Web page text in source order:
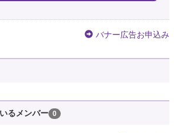
バナー広告お申込み
るメンバー 0